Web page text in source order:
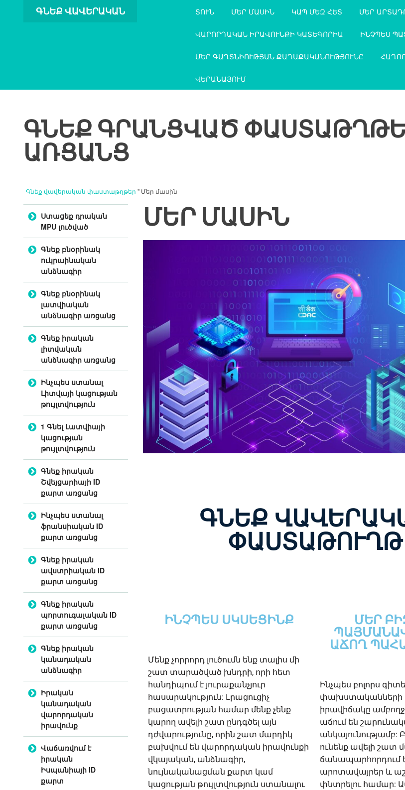
ԳՆԵՔ ՎԱՎԵՐԱԿԱՆ ՏՈՒՆ ՄԵՐ ՄԱՍԻՆ ԿԱՊ ՄԵԶ ՀԵՏ ՄԵՐ
ՎԱՐՈՐԴԱԿԱՆ ԻՐԱՎՈՒՆՔԻ ԿԱՏԵԳՈՐԻԱ ԻՆՉՊԵՍ
ՄԵՐ ԳԱՂՏՆԻՈՒԹՅԱՆ ՔԱՂԱՔԱԿԱՆՈՒԹՅՈՒՆԸ
ՎԵՐԱՆԱՅՈՒՄ
ԳՆԵՔ ԳՐԱՆՑՎԱԾ
ԱՌՑԱՆՑ
Գնեք վավերական փաստաթղթեր " Մեր մասին
ՄԵՐ ՄԱՍԻՆ
ԳՆԵՔ
ՓԱՍՏԱԹՈՒՂԹ
ԻՆՉՊԵՍ ՍԿՍԵՑԻՆՔ
Մենք չորրորդ լուծումն ենք տալիս մի
շատ տարածված խնդրի, որի հետ
հանդիպում է յուրաքանչյուր
հասարակություն: Լրացուցիչ
բացատրության համար մենք չենք
կարող ավելի շատ ընդգծել այն
դժվարությունը, որին շատ մարդիկ
բախվում են վարորդական իրավունքի
վկայական, անձնագիր,
նույնականացման քարտ կամ
կացության թույլտվություն ստանալու
ՄԵՐ
ԱՃՈՂ
Ինչպես բոլորս
փախստականների
իրավիճակը
աճում են
անկայունությամբ:
ունենք ավելի շատ
ճանապարհորդում
արոտավայրեր և
փնտրելու համար:
Անցնել բովանդակությանը
Ստացեք դրական
MPU լուծված
Գնեք բնօրինակ
ուկրաինական
անձնագիր
Գնեք բնօրինակ
լատվիական
անձնագիր առցանց
Գնեք իրական
լիտվական
անձնագիր առցանց
Ինչպես ստանալ
Լիտվայի կացության
թույլտվություն
1 Գնել Լատվիայի
կացության
թույլտվություն
Գնեք իրական
Շվեյցարիայի ID
քարտ առցանց
Ինչպես ստանալ
ֆրանսիական ID
քարտ առցանց
Գնեք իրական
ավստրիական ID
քարտ առցանց
Գնեք իրական
պորտուգալական ID
քարտ առցանց
Գնեք իրական
կանադական
անձնագիր
Իրական
կանադական
վարորդական
իրավունք
Վաճառվում է
իրական
Իսպանիայի ID
քարտ